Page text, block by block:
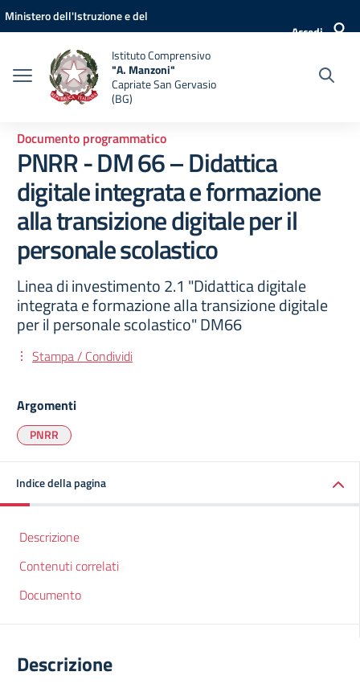
Vai ai contenuti
Vai al menu di navigazione
Vai al footer
Ministero dell'Istruzione e del
Accedi
Istituto Comprensivo
"A. Manzoni"
Capriate San Gervasio
(BG)
Documento programmatico
PNRR - DM 66 – Didattica
digitale integrata e formazione
alla transizione digitale per il
personale scolastico
Linea di investimento 2.1 "Didattica digitale
integrata e formazione alla transizione digitale
per il personale scolastico" DM66
Stampa / Condividi
Argomenti
PNRR
Indice della pagina
Descrizione
Contenuti correlati
Documento
Descrizione